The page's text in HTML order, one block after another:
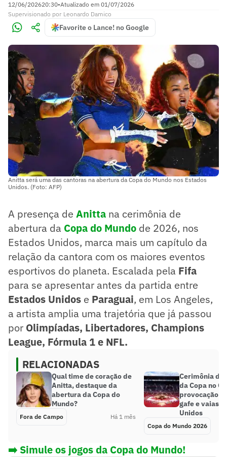
12/06/202620:30•Atualizado em 01/07/2026
Supervisionado por Leonardo Damico
Favorite o Lance! no Google
Anitta será uma das cantoras na abertura da Copa do Mundo nos Estados
Unidos. (Foto: AFP)
A presença de Anitta na cerimônia de
abertura da Copa do Mundo de 2026, nos
Estados Unidos, marca mais um capítulo da
relação da cantora com os maiores eventos
esportivos do planeta. Escalada pela Fifa
para se apresentar antes da partida entre
Estados Unidos e Paraguai, em Los Angeles,
a artista amplia uma trajetória que já passou
por Olimpíadas, Libertadores, Champions
League, Fórmula 1 e NFL.
RELACIONADAS
Qual time de coração de
Anitta, destaque da
abertura da Copa do
Mundo?
Fora de Campo Há 1 mês
Cerimônia de
da Copa no
provocação a
gafe e vaias
Unidos
Copa do Mundo 2026
➡️ Simule os jogos da Copa do Mundo!